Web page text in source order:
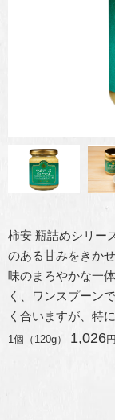
柿安 瓶詰めシリー
のある甘みをきか
味のまろやかな一
く、ワンスプーン
く合いますが、特
1個（120g） 1,026